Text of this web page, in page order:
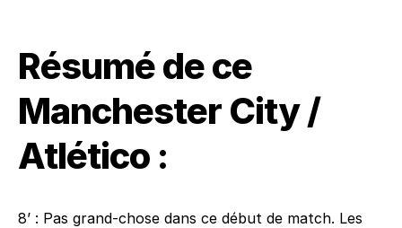
Résumé de ce
Manchester City /
Atlético :
8’ : Pas grand-chose dans ce début de match. Les